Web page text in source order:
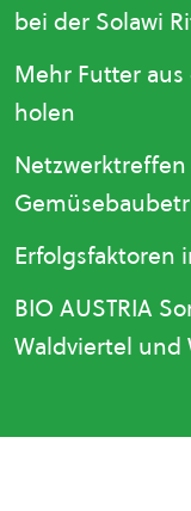
bei der Solawi
Mehr Futter
holen
Netzwerktreffen
Erfolgsfaktoren
BIO AUSTRIA
Waldviertel und